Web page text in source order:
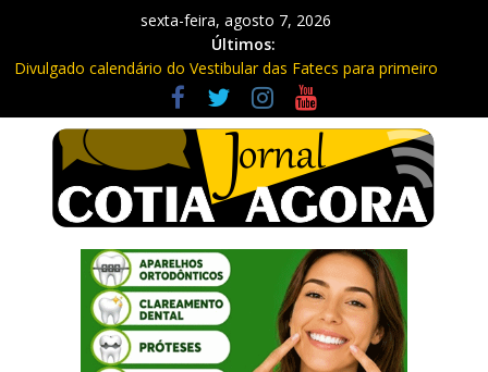
sexta-feira, agosto 7, 2026
Últimos:
Divulgado calendário do Vestibular das Fatecs para primeiro
Mapa da Desigualdade da Grande SP: Vargem Grande Paulista
em boa posição. Cotia entre as últimas do ranking
Morador denuncia furto de cabos em postes na Estrada da
Roselândia
Itapevi: Em duas ocorrências, PM recupera carga roubada,
Sebrae promove curso de compras públicas em Vargem Grande